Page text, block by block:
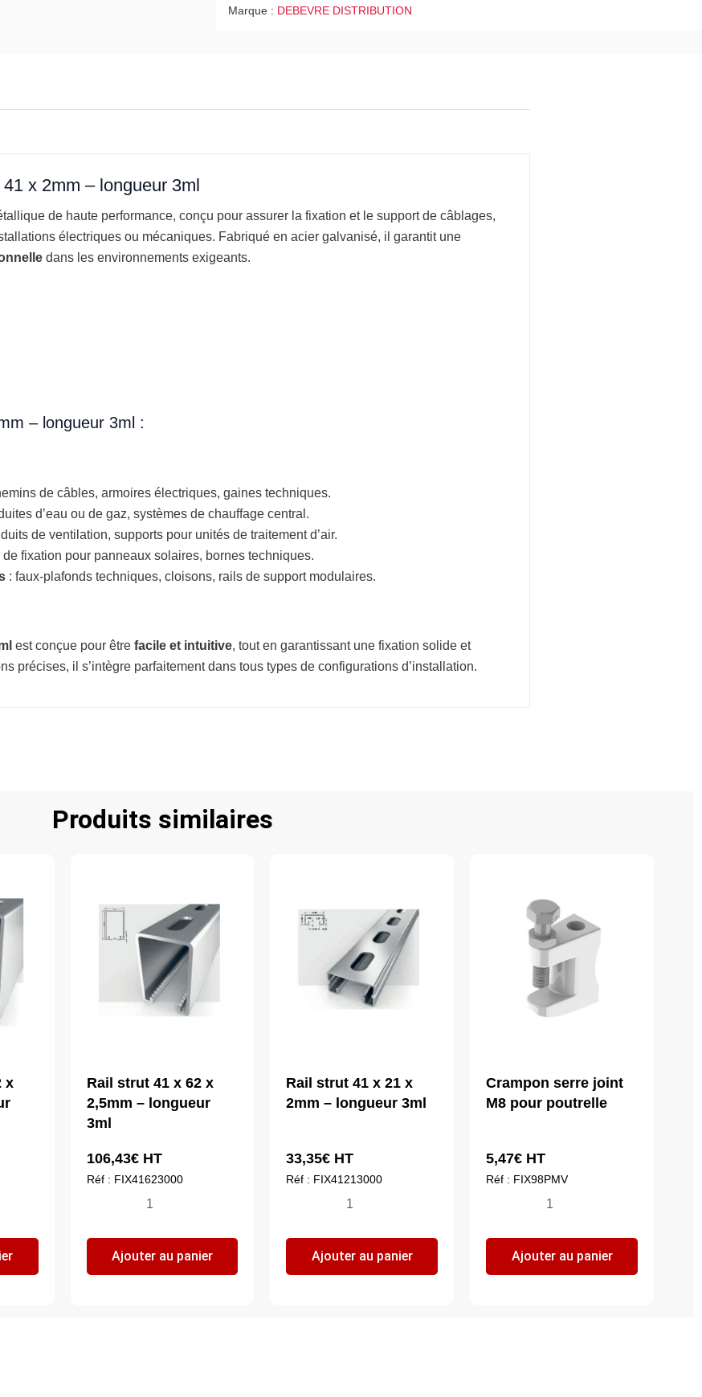
longueur
Marque : DEBEVRE DISTRIBUTION
x 2mm – longueur 3ml
de haute performance, conçu pour assurer la fixation et le support de câblages,
électriques ou mécaniques. Fabriqué en acier galvanisé, il garantit une
dans les environnements exigeants.
– longueur 3ml :
de câbles, armoires électriques, gaines techniques.
d’eau ou de gaz, systèmes de chauffage central.
de ventilation, supports pour unités de traitement d’air.
de fixation pour panneaux solaires, bornes techniques.
: faux-plafonds techniques, cloisons, rails de support modulaires.
est conçue pour être facile et intuitive, tout en garantissant une fixation solide et
précises, il s’intègre parfaitement dans tous types de configurations d’installation.
Produits similaires
x
Rail strut 41 x 62 x
2,5mm – longueur
3ml
106,43€HT
Réf : FIX41623000
quantité
Rail
strut
Ajouter au panier
Rail strut 41 x 21 x
2mm – longueur 3ml
33,35€ HT
Réf : FIX41213000
quantité
Rail
strut
Ajouter au panier
Crampon serre joint
M8 pour poutrelle
5,47€ HT
Réf : FIX98PMV
quantité
Crampon
serre
Ajouter au panier